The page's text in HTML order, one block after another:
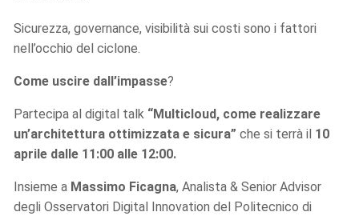
Sicurezza, governance, visibilità sui costi sono i fattori
nell’occhio del ciclone.
Come uscire dall’impasse?
Partecipa al digital talk “Multicloud, come realizzare
un’architettura ottimizzata e sicura”che si terrà il 10
aprile dalle 11:00 alle 12:00.
Insieme a Massimo Ficagna, Analista & Senior Advisor
degli Osservatori Digital Innovation del Politecnico di